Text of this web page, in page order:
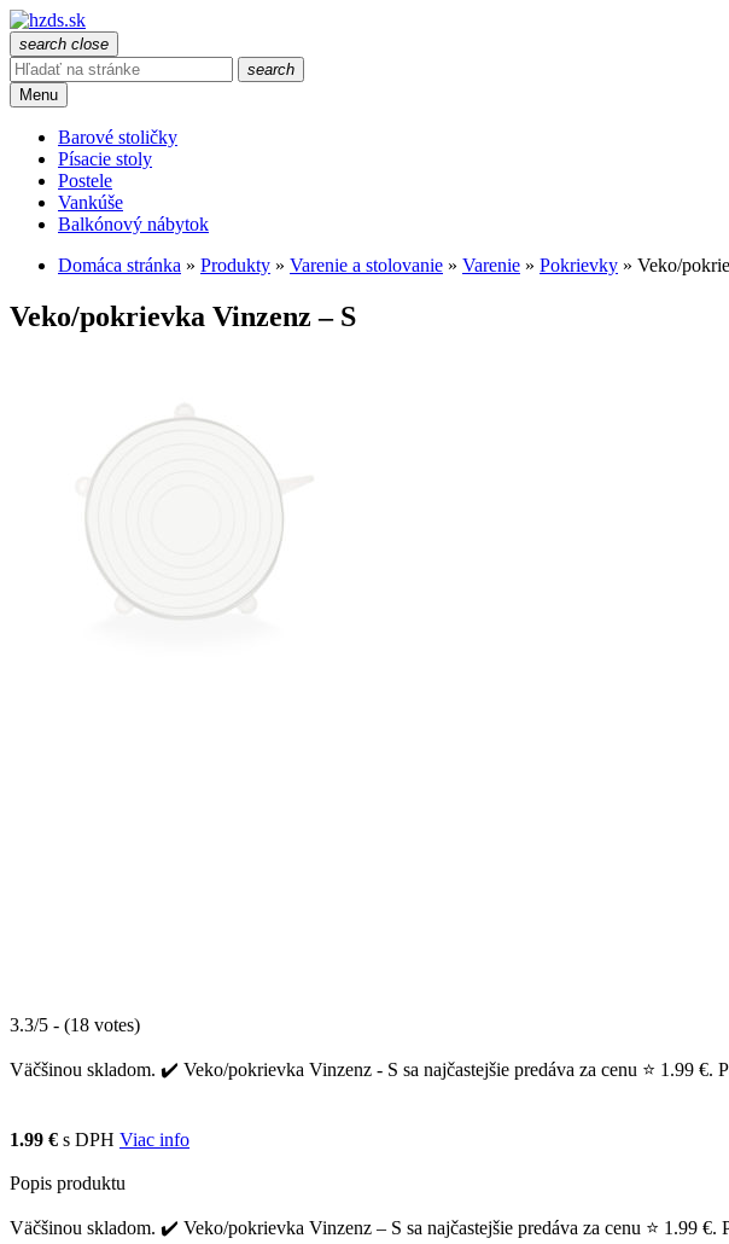
search close
search
Menu
Barové stoličky
Písacie stoly
Postele
Vankúše
Balkónový nábytok
Domáca stránka » Produkty » Varenie a stolovanie » Varenie » Pokrievky » Veko/
Veko/pokrievka Vinzenz – S
3.3/5 - (18 votes)
Väčšinou skladom. ✔️ Veko/pokrievka Vinzenz - S sa najčastejšie predáva za cenu ⭐ 1.99 €.
1.99 € s DPH Viac info
Popis produktu
Väčšinou skladom. ✔️ Veko/pokrievka Vinzenz – S sa najčastejšie predáva za cenu ⭐ 1.99